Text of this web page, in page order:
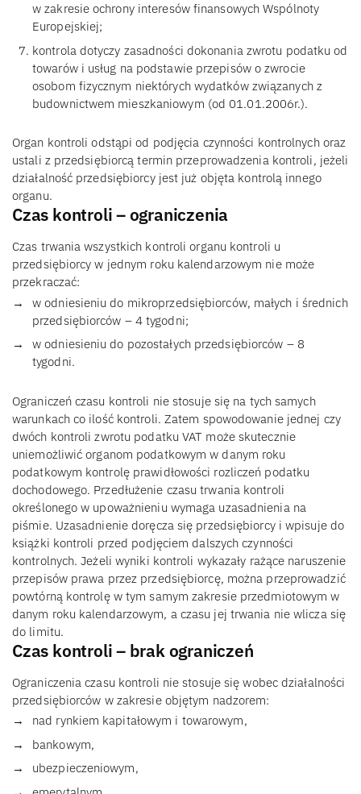
w zakresie ochrony interesów finansowych Wspólnoty
Europejskiej;
kontrola dotyczy zasadności dokonania zwrotu podatku od
towarów i usług na podstawie przepisów o zwrocie
osobom fizycznym niektórych wydatków związanych z
budownictwem mieszkaniowym (od 01.01.2006r.).
Organ kontroli odstąpi od podjęcia czynności kontrolnych oraz
ustali z przedsiębiorcą termin przeprowadzenia kontroli, jeżeli
działalność przedsiębiorcy jest już objęta kontrolą innego
organu.
Czas kontroli – ograniczenia
Czas trwania wszystkich kontroli organu kontroli u
przedsiębiorcy w jednym roku kalendarzowym nie może
przekraczać:
w odniesieniu do mikroprzedsiębiorców, małych i średnich
przedsiębiorców – 4 tygodni;
w odniesieniu do pozostałych przedsiębiorców – 8
tygodni.
Ograniczeń czasu kontroli nie stosuje się na tych samych
warunkach co ilość kontroli. Zatem spowodowanie jednej czy
dwóch kontroli zwrotu podatku VAT może skutecznie
uniemożliwić organom podatkowym w danym roku
podatkowym kontrolę prawidłowości rozliczeń podatku
dochodowego. Przedłużenie czasu trwania kontroli
określonego w upoważnieniu wymaga uzasadnienia na
piśmie. Uzasadnienie doręcza się przedsiębiorcy i wpisuje do
książki kontroli przed podjęciem dalszych czynności
kontrolnych. Jeżeli wyniki kontroli wykazały rażące naruszenie
przepisów prawa przez przedsiębiorcę, można przeprowadzić
powtórną kontrolę w tym samym zakresie przedmiotowym w
danym roku kalendarzowym, a czasu jej trwania nie wlicza się
do limitu.
Czas kontroli – brak ograniczeń
Ograniczenia czasu kontroli nie stosuje się wobec działalności
przedsiębiorców w zakresie objętym nadzorem:
nad rynkiem kapitałowym i towarowym,
bankowym,
ubezpieczeniowym,